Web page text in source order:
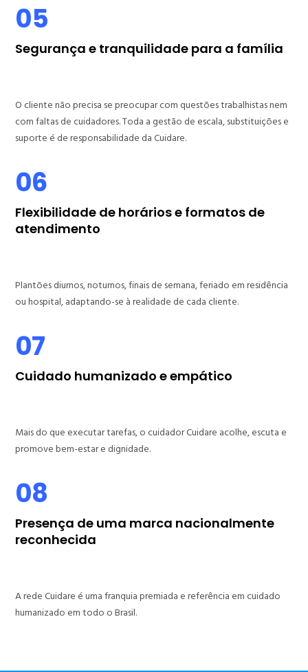
05
Segurança e tranquilidade para a família
O cliente não precisa se preocupar com questões trabalhistas nem
com faltas de cuidadores. Toda a gestão de escala, substituições e
suporte é de responsabilidade da Cuidare.
06
Flexibilidade de horários e formatos de
atendimento
Plantões diurnos, noturnos, finais de semana, feriado em residência
ou hospital, adaptando-se à realidade de cada cliente.
07
Cuidado humanizado e empático
Mais do que executar tarefas, o cuidador Cuidare acolhe, escuta e
promove bem-estar e dignidade.
08
Presença de uma marca nacionalmente
reconhecida
A rede Cuidare é uma franquia premiada e referência em cuidado
humanizado em todo o Brasil.